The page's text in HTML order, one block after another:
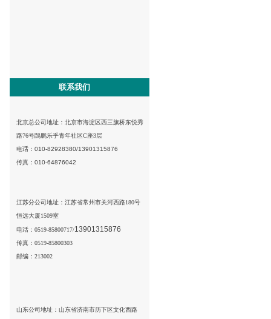
联系我们
北京总公司地址： 北京市海淀区西三旗桥东悦秀
路76号鵾鹏乐乎青年社区C座3层
电话：010-82928380/13901315876
传真：010-64876042
江苏分公司地址：江苏省常州市关河西路180号
恒远大厦1509室
电话：0519-85800717/13901315876
传真：0519-85800303
邮编：213002
山东公司地址：山东省济南市历下区文化西路